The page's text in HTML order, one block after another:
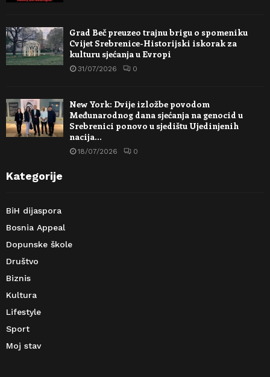
Grad Beč preuzeo trajnu brigu o spomeniku
Cvijet Srebrenice-Historijski iskorak za
kulturu sjećanja u Evropi
31/07/2026 0
New York: Dvije izložbe povodom
Međunarodnog dana sjećanja na genocid u
Srebrenici ponovo u sjedištu Ujedinjenih
nacija…
18/07/2026 0
Kategorije
BiH dijaspora
Bosnia Appeal
Dopunske škole
Društvo
Biznis
Kultura
Lifestyle
Sport
Moj stav